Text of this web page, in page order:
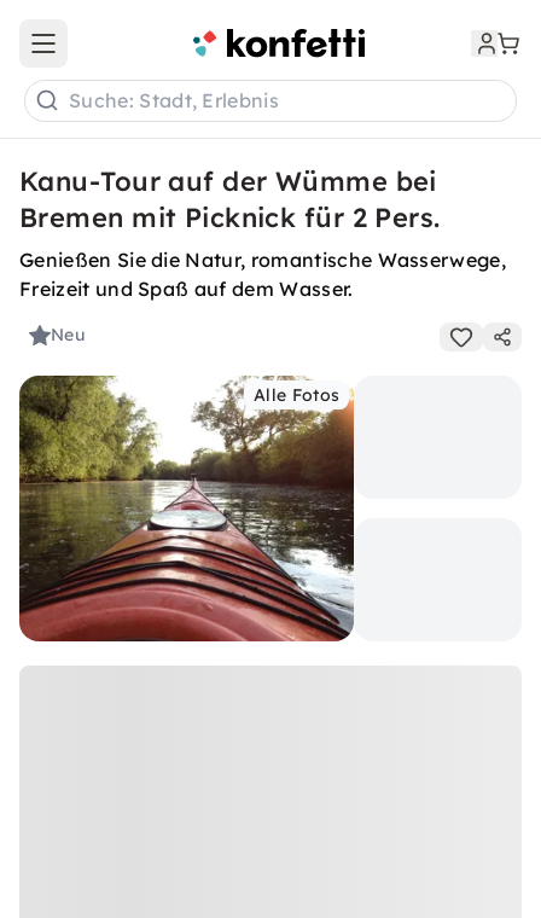
Open main menu
Suche: Stadt, Erlebnis
Kanu-Tour auf der Wümme bei
Bremen mit Picknick für 2 Pers.
Genießen Sie die Natur, romantische Wasserwege,
Freizeit und Spaß auf dem Wasser.
Neu
Alle Fotos